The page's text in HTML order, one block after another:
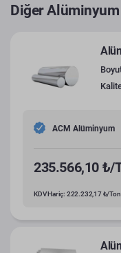
Diğer Alüminyum
ACM Alüminyum
235.566,10 ₺/
KDV Hariç: 222.232,17 ₺/Ton